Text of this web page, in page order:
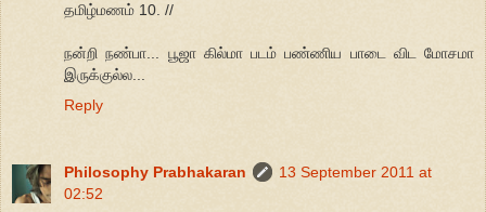
தமிழ்மணம் 10. //
நன்றி நண்பா... பூஜா கில்மா படம் பண்ணிய பாடை விட மோசமா
இருக்குல்ல...
Reply
Philosophy Prabhakaran
13 September 2011 at
02:52